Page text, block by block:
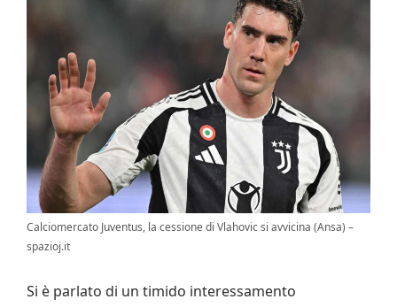
Calciomercato Juventus, la cessione di Vlahovic si avvicina (Ansa) –
spazioj.it
Si è parlato di un timido interessamento